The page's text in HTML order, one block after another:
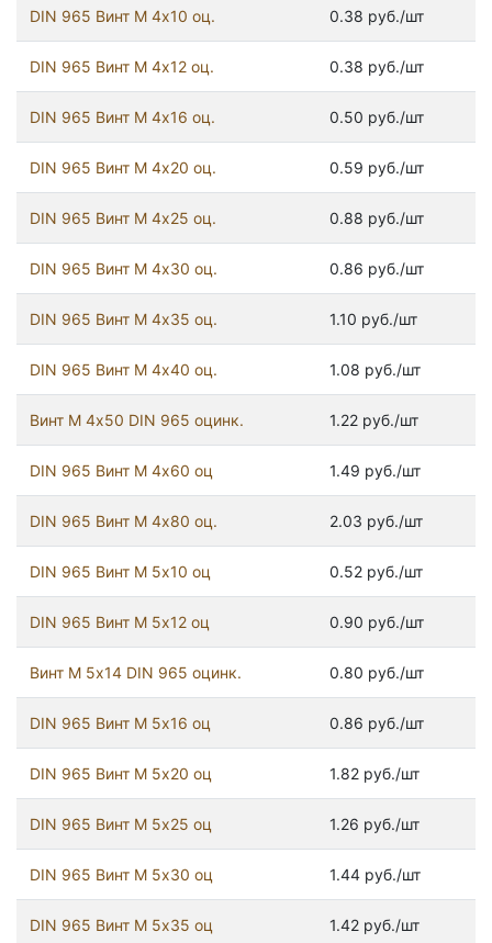
DIN 965 Винт М 4х10 оц. 0.38 руб./шт
DIN 965 Винт М 4х12 оц. 0.38 руб./шт
DIN 965 Винт М 4х16 оц. 0.50 руб./шт
DIN 965 Винт М 4х20 оц. 0.59 руб./шт
DIN 965 Винт М 4х25 оц. 0.88 руб./шт
DIN 965 Винт М 4х30 оц. 0.86 руб./шт
DIN 965 Винт М 4х35 оц. 1.10 руб./шт
DIN 965 Винт М 4х40 оц. 1.08 руб./шт
Винт М 4х50 DIN 965 оцинк. 1.22 руб./шт
DIN 965 Винт М 4х60 оц 1.49 руб./шт
DIN 965 Винт М 4х80 оц. 2.03 руб./шт
DIN 965 Винт М 5х10 оц 0.52 руб./шт
DIN 965 Винт М 5х12 оц 0.90 руб./шт
Винт М 5х14 DIN 965 оцинк. 0.80 руб./шт
DIN 965 Винт М 5х16 оц 0.86 руб./шт
DIN 965 Винт М 5х20 оц 1.82 руб./шт
DIN 965 Винт М 5х25 оц 1.26 руб./шт
DIN 965 Винт М 5х30 оц 1.44 руб./шт
DIN 965 Винт М 5х35 оц 1.42 руб./шт